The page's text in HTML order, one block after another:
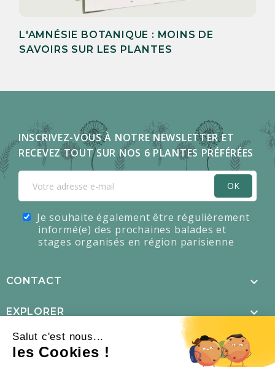
L'AMNÉSIE BOTANIQUE : MOINS DE
SAVOIRS SUR LES PLANTES
INSCRIVEZ-VOUS À NOTRE NEWSLETTER ET
RECEVEZ TOUT SUR NOS 6 PLANTES PRÉFÉRÉES
Je souhaite également être régulièrement
informé(e) des prochaines balades et
stages organisés en région parisienne
OK
CONTACT 
EXPLORER 
MENTIONS LÉGALES 
Salut c'est nous...
les Cookies !